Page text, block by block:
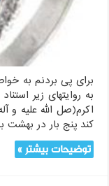
برای پی بردنم به
به روایتهای زیر
اکرم(صل الله علیه و
کند پنج بار در
توضیحات بیشتر »